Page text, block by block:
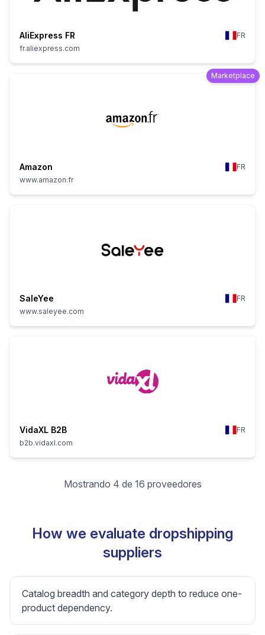
AliExpress FR
FR
fr.aliexpress.com
Marketplace
Amazon
FR
www.amazon.fr
SaleYee
FR
www.saleyee.com
VidaXL B2B
FR
b2b.vidaxl.com
Mostrando 4 de 16 proveedores
How we evaluate dropshipping
suppliers
Catalog breadth and category depth to reduce one-
product dependency.